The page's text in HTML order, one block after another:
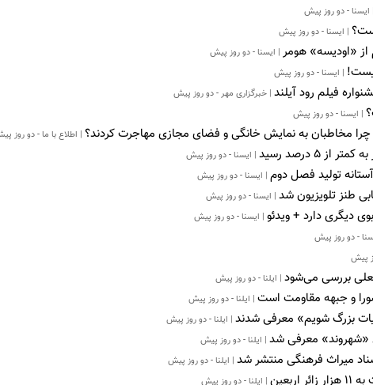
| ایسنا - دو روز پیش
| ایسنا - دو روز پیش
| ایسنا - دو روز پیش
| ایسنا - دو روز پیش
| خبرگزاری مهر - دو روز پیش
| ایسنا - دو روز پیش
چرا مخاطبان به نمایش خانگی و فضای مجازی مهاجرت کردند؟ | اطلاع با ما - دو روز
۵ درصد رسید | ایسنا - دو روز پیش
تولید فصل دوم | ایسنا - دو روز پیش
طنز تلویزیون شد | ایسنا - دو روز پیش
دیگری دارد + ویدئو | ایسنا - دو روز پیش
- دو روز پیش
پیش
فعلی بررسی می‌شود | ایلنا - دو روز پیش
و جبهه مقاومت است | ایلنا - دو روز پیش
بزرگ شویم» معرفی شدند | ایلنا - دو روز پیش
«شهروند» معرفی شد | ایلنا - دو روز پیش
میراث فرهنگی منتشر شد | ایلنا - دو روز پیش
| ایلنا - دو روز پیش